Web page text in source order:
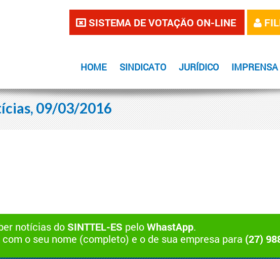
SISTEMA DE VOTAÇÃO ON-LINE
HOME SINDICATO JURÍDICO IMPRENSA
09/03/2016
notícias do SINTTEL-ES peloWhastApp.
o seu nome (completo) e o de sua empresa para (27)